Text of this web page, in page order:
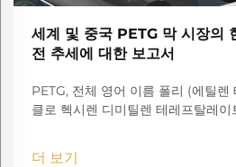
세계 및 중국 PETG 막 시장의
전 추세에 대한 보고서
PETG, 전체 영어 이름 폴리 (에틸렌
클로 헥시렌 디미틸렌 테레프탈레
더 보기